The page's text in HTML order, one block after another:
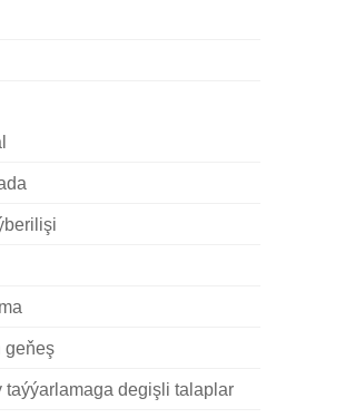
geňeş
taýýarlamaga degişli talaplar